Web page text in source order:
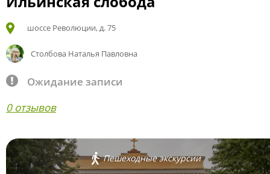
шоссе Революции, д. 75
Столбова Наталья Павловна
Ожидание записи
0 отзывов
Пешеходные экскурсии